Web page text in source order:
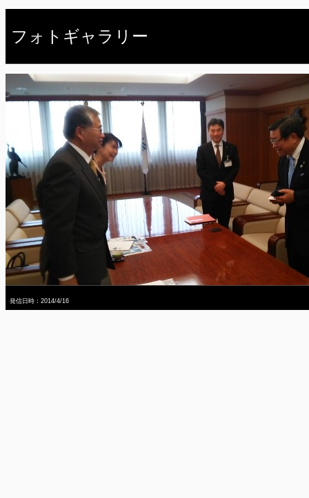
フォトギャラリー
発信日時：2014/4/16